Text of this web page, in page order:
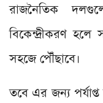
রাজনৈতিক
বিকেন্দ্রীকরণ
সহজে পৌঁছাবে।
তবে এর জন্য